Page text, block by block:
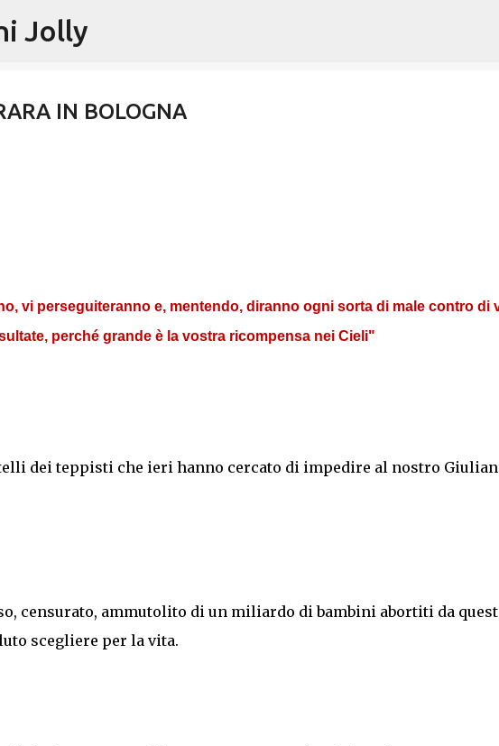
Jolly
IN BOLOGNA
vi perseguiteranno e, mentendo, diranno ogni sorta di male contro di
perché grande è la vostra ricompensa nei Cieli"
dei teppisti che ieri hanno cercato di impedire al nostro
censurato, ammutolito di un miliardo di bambini abortiti da
scegliere per la vita.